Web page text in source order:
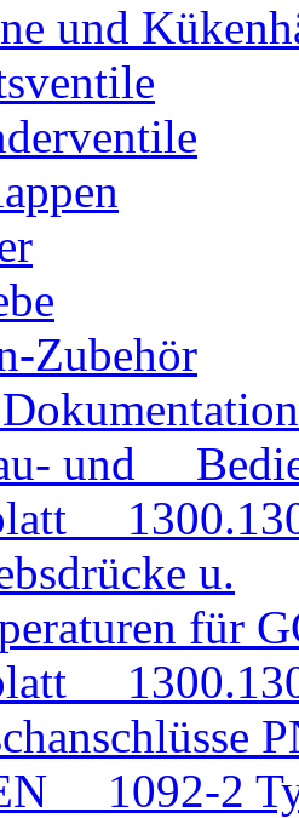
und
Zubehör
und
u.
für
1092-2